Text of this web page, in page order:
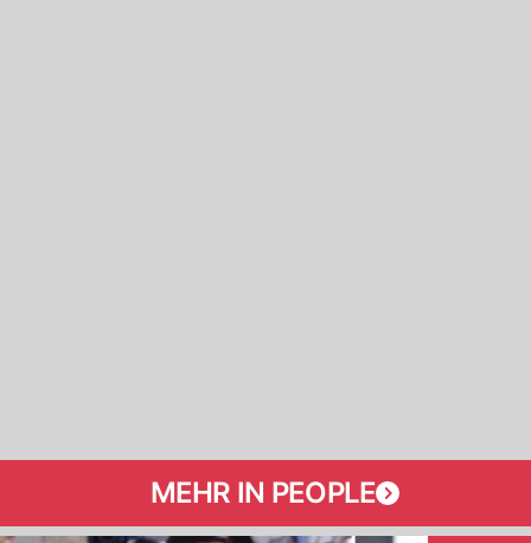
MEHR IN PEOPLE